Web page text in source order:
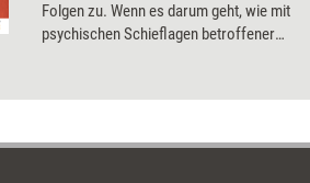
Folgen zu. Wenn es darum geht, wie mit
psychischen Schieflagen betroffener
alleingelassen. Das kann auch für die
Folgen haben. Dieses Buch beantwortet